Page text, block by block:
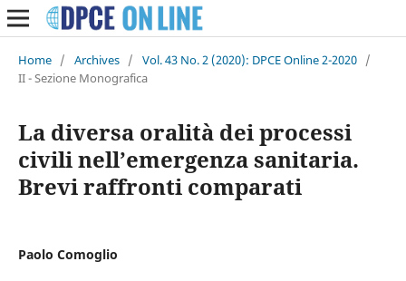
Home / Archives / Vol. 43 No. 2 (2020): DPCE Online 2-2020 /
II - Sezione Monografica
La diversa oralità dei processi
civili nell’emergenza sanitaria.
Brevi raffronti comparati
Paolo Comoglio